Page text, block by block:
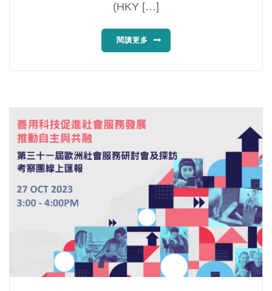
(HKY […]
閱讀更多